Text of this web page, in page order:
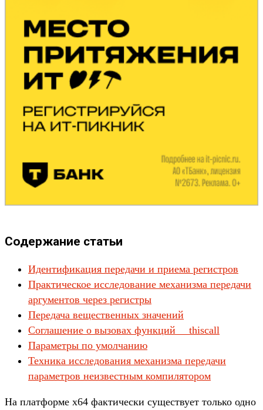
Содержание статьи
Идентификация передачи и приема регистров
Практическое исследование механизма передачи
аргументов через регистры
Передача вещественных значений
Соглашение о вызовах функций __thiscall
Параметры по умолчанию
Техника исследования механизма передачи
параметров неизвестным компилятором
На плат­форме x64 фак­тичес­ки сущес­тву­ет толь­ко одно